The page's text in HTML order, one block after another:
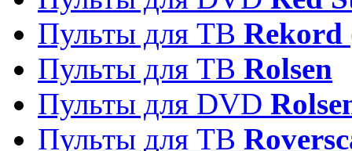
Пульты для ТВ Rekord
Пульты для ТВ Rolsen
Пульты для DVD
Пульты для ТВ